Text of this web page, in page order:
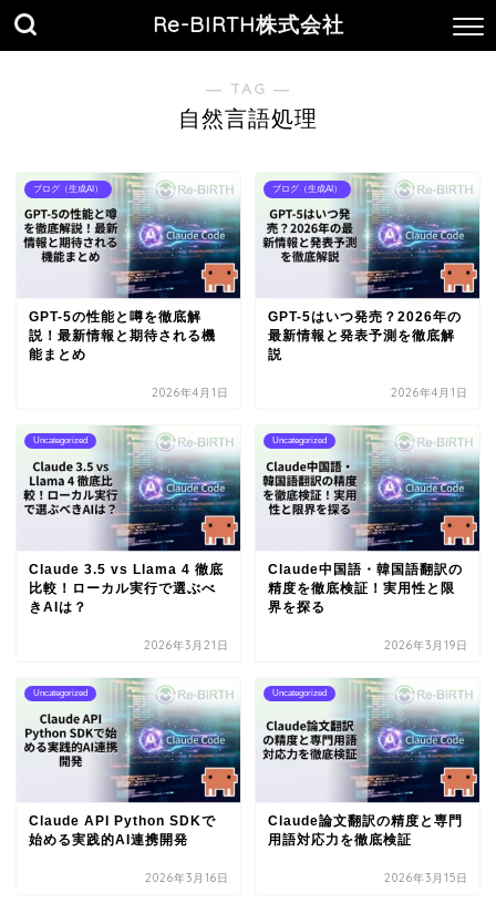
Re-BIRTH株式会社
― TAG ―
自然言語処理
ブログ（生成AI）
GPT-5の性能と噂を徹底解
説！最新情報と期待される機
能まとめ
2026年4月1日
ブログ（生成AI）
GPT-5はいつ発売？2026年の
最新情報と発表予測を徹底解
説
2026年4月1日
Uncategorized
Claude 3.5 vs Llama 4 徹底
比較！ローカル実行で選ぶべ
きAIは？
2026年3月21日
Uncategorized
Claude中国語・韓国語翻訳の
精度を徹底検証！実用性と限
界を探る
2026年3月19日
Uncategorized
Claude API Python SDKで
始める実践的AI連携開発
2026年3月16日
Uncategorized
Claude論文翻訳の精度と専門
用語対応力を徹底検証
2026年3月15日